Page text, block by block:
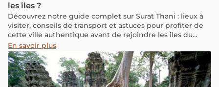
les îles ?
Découvrez notre guide complet sur Surat Thani : lieux à
visiter, conseils de transport et astuces pour profiter de
cette ville authentique avant de rejoindre les îles du
Golfe de Thaïlande
En savoir plus